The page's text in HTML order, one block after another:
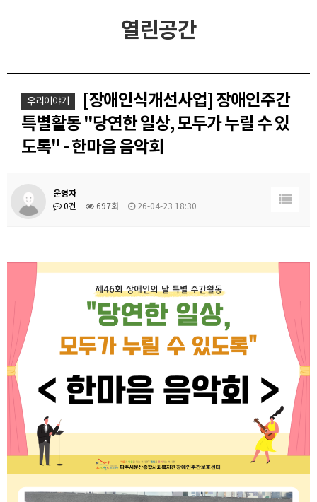
열린공간
우리이야기
[장애인식개선사업] 장애인주간
특별활동 "당연한 일상, 모두가 누릴 수 있
도록" - 한마음 음악회
운영자
0건
697회 26-04-23 18:30